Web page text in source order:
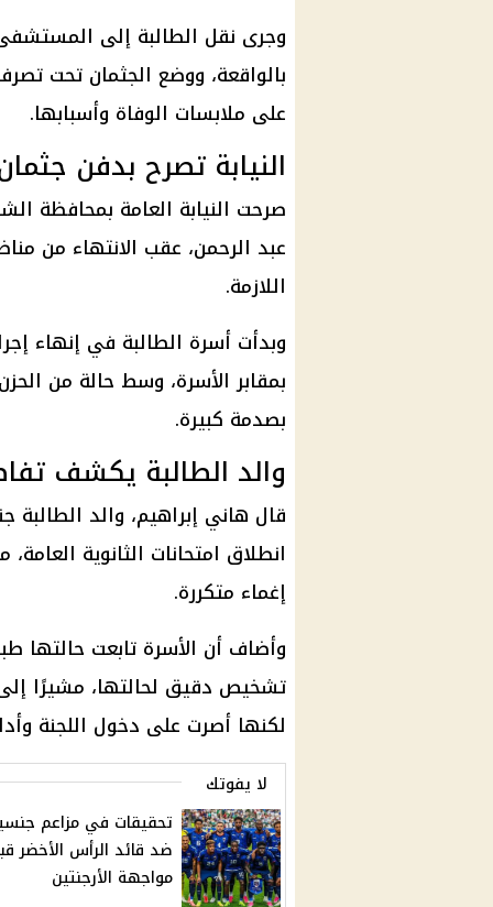
وجرى نقل الطالبة إلى المستشفى
بالواقعة، ووضع الجثمان تحت
على ملابسات الوفاة وأسبابها.
النيابة تصرح بدفن
صرحت النيابة العامة بمحافظة
عبد الرحمن، عقب الانتهاء من
اللازمة.
وبدأت أسرة الطالبة في إنهاء
بمقابر الأسرة، وسط حالة من
بصدمة كبيرة.
والد الطالبة يكشف
قال هاني إبراهيم، والد
انطلاق امتحانات الثانوية
إغماء متكررة.
وأضاف أن الأسرة تابعت حالتها
تشخيص دقيق لحالتها، مشيرًا
لكنها أصرت على دخول اللجنة
لا يفوتك
تحقيقات في مزاعم
ضد قائد الرأس الأخضر
مواجهة الأرجنتين